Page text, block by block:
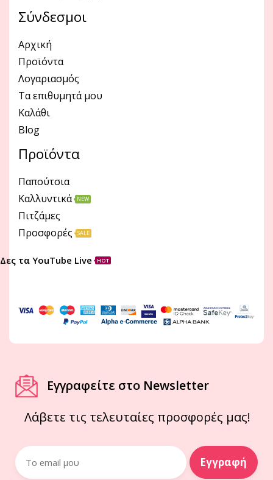
Σύνδεσμοι
Αρχική
Προϊόντα
Λογαριασμός
Τα επιθυμητά μου
Καλάθι
Blog
Προϊόντα
Παπούτσια
Καλλυντικά
NEW
Πιτζάμες
Προσφορές
SALE
Δες τα YouTube Live HOT
Εγγραφείτε στο Newsletter
Λάβετε τις τελευταίες προσφορές μας!